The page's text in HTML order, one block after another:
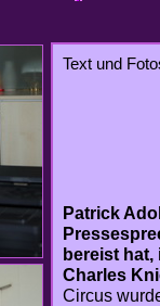
Text und
Patrick
bereist
Charles
Circus